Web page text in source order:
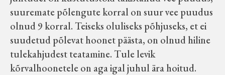
suuremate põlengute korral on suur vee puudus
olnud 9 korral. Teiseks oluliseks põhjuseks, et ei
suudetud põlevat hoonet päästa, on olnud hiline
tulekahjudest teatamine. Tule levik
kõrvalhoonetele on aga igal juhul ära hoitud.